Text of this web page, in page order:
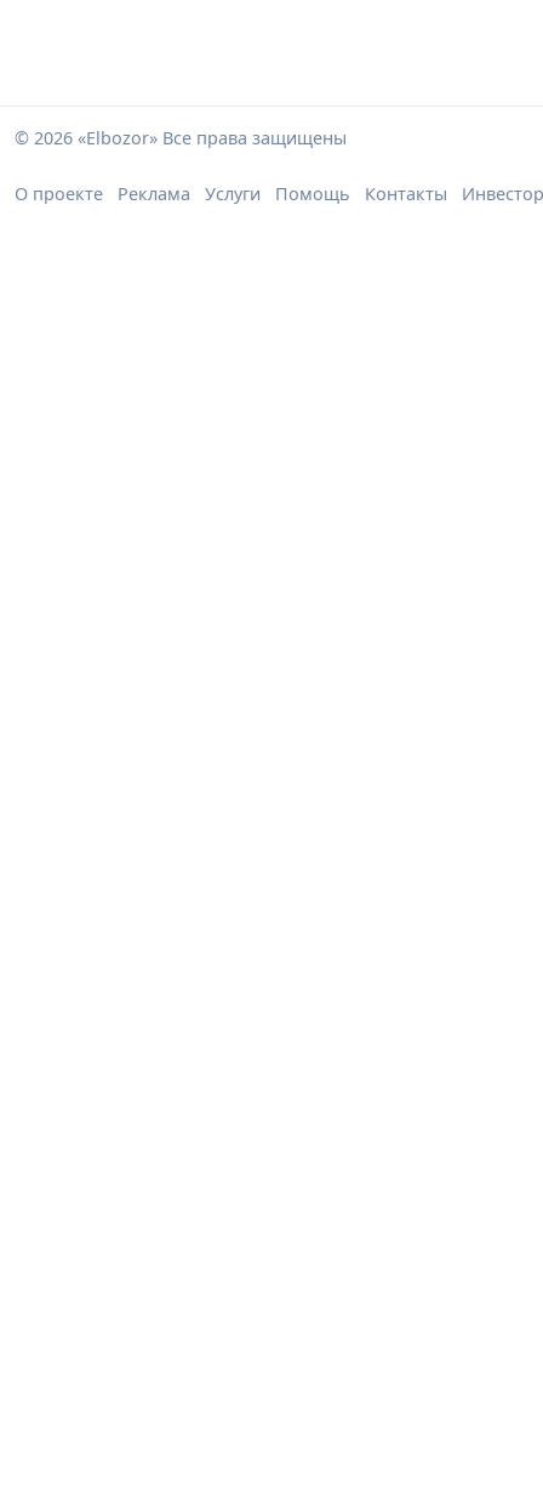
© 2026 «Elbozor» Все права защищены
О проекте Реклама Услуги Помощь Контакты